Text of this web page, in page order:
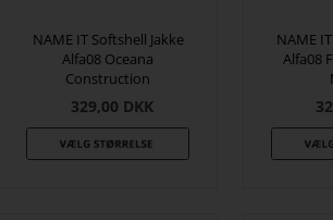
NAME IT Softshell Jakke
Alfa08 Oceana
Construction
329,00 DKK
NAME
Alfa08